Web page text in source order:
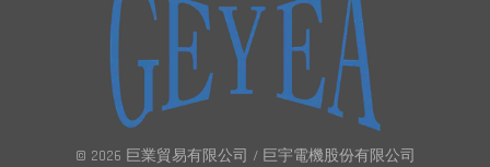
© 2026 巨業貿易有限公司 / 巨宇電機股份有限公司